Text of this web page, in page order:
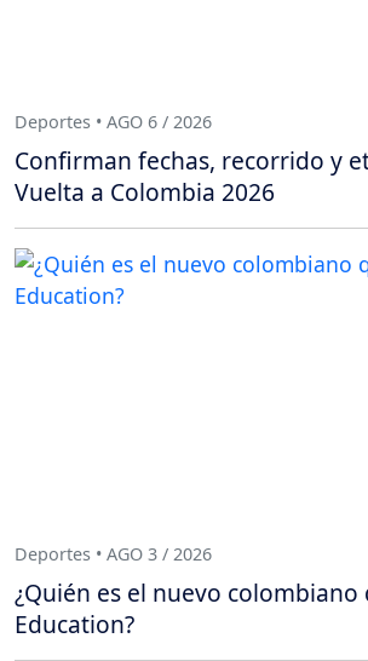
Deportes • AGO 6 / 2026
Confirman fechas, recorrido y
Vuelta a Colombia 2026
Deportes • AGO 3 / 2026
¿Quién es el nuevo colombiano
Education?